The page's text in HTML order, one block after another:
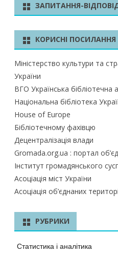
к
ЗАПИТАННЯ-
КОРИСНІ ПОСИЛАННЯ
Міністерство культури та
України
ВГО Українська бібліотечна
Національна бібліотека
House of Europe
Бібліотечному фахівцю
Децентралізація влади
Gromada.org.ua : портал
Інститут громадянського
Асоціація міст України
Асоціація об’єднаних
РУБРИКИ
Статистика і аналітика